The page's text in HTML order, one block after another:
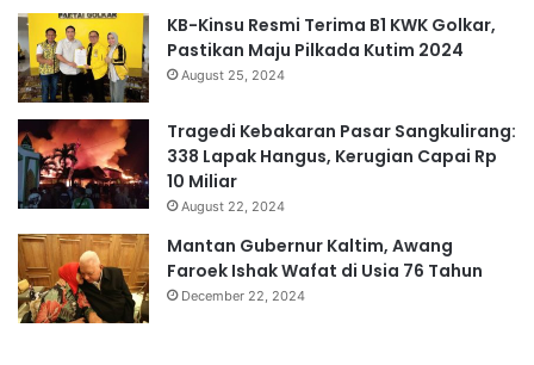
KB-Kinsu Resmi Terima B1 KWK Golkar,
Pastikan Maju Pilkada Kutim 2024
August 25, 2024
Tragedi Kebakaran Pasar Sangkulirang:
338 Lapak Hangus, Kerugian Capai Rp
10 Miliar
August 22, 2024
Mantan Gubernur Kaltim, Awang
Faroek Ishak Wafat di Usia 76 Tahun
December 22, 2024